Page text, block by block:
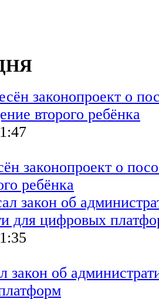
законопроект о
ребёнка
закон об